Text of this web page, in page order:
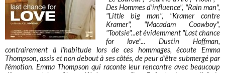
Des Hommes d'influence", "Rain man",
"Little big man", "Kramer contre
Kramer", "Macadam Coowboy",
"Tootsie"...et évidemment "Last chance
for love"... Dustin Hoffman,
contrairement à l'habitude lors de ces hommages, écoute Emma
Thompson, assis et non debout à ses côtés, de peur d'être submergé par
l'émotion. Emma Thompson qui raconte leur rencontre avec beaucoup